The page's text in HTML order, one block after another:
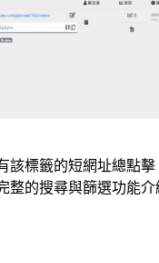
該標籤的短網址總點擊
整的搜尋與篩選功能介